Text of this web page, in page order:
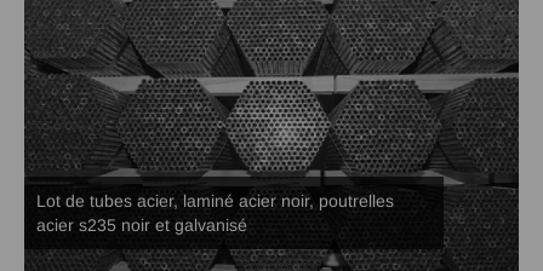
Lot de tubes acier, laminé acier noir, poutrelles
acier s235 noir et galvanisé